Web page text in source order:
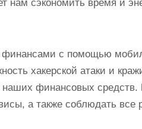
нам сэкономить время и
финансами с помощью
хакерской атаки и
финансовых средств.
а также соблюдать все